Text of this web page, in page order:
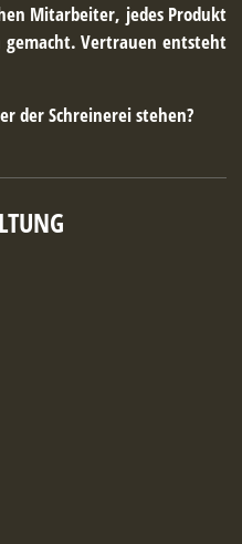
Mitarbeiter, jedes Produkt
gemacht. Vertrauen entsteht
der Schreinerei stehen?